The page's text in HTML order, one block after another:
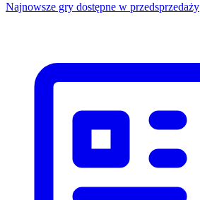
Najnowsze gry dostępne w przedsprzedaży